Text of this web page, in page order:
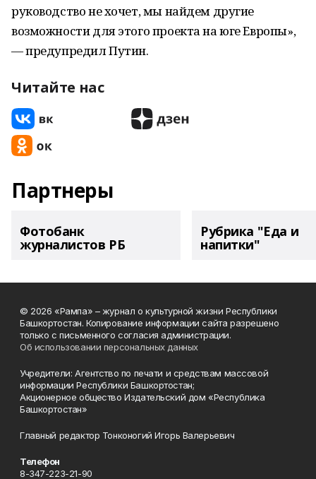
руководство не хочет, мы найдем другие
возможности для этого проекта на юге Европы»,
— предупредил Путин.
Читайте нас
Партнеры
Фотобанк
журналистов РБ
Рубрика "Еда и
напитки"
© 2026 «Рампа» – журнал о культурной жизни Республики
Башкортостан. Копирование информации сайта разрешено
только с письменного согласия администрации.
Об использовании персональных данных
Учредители: Агентство по печати и средствам массовой
информации Республики Башкортостан;
Акционерное общество Издательский дом «Республика
Башкортостан»
Главный редактор Тонконогий Игорь Валерьевич
Телефон
8-347-223-21-90